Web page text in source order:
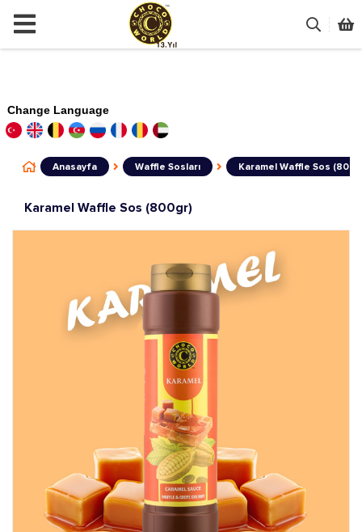
Change Language
Anasayfa Waffle Sosları Karamel Waffle Sos
Karamel Waffle Sos (800gr)